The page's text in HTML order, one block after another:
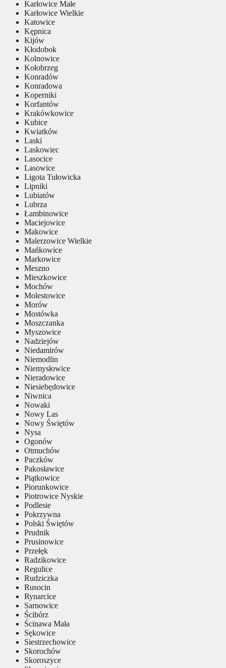
Karłowice Małe
Karłowice Wielkie
Katowice
Kępnica
Kijów
Kłodobok
Kolnowice
Kołobrzeg
Konradów
Konradowa
Koperniki
Korfantów
Krakówkowice
Kubice
Kwiatków
Laski
Laskowiec
Lasocice
Lasowice
Ligota Tułowicka
Lipniki
Lubiatów
Lubrza
Łambinowice
Maciejowice
Makowice
Malerzowice Wielkie
Mańkowice
Markowice
Meszno
Mieszkowice
Mochów
Molestowice
Morów
Mostówka
Moszczanka
Myszowice
Nadziejów
Niedamirów
Niemodlin
Niemysłowice
Nieradowice
Niesiebędowice
Niwnica
Nowaki
Nowy Las
Nowy Świętów
Nysa
Ogonów
Otmuchów
Paczków
Pakosławice
Piątkowice
Piorunkowice
Piotrowice Nyskie
Podlesie
Pokrzywna
Polski Świętów
Prudnik
Prusinowice
Przełęk
Radzikowice
Regulice
Rudziczka
Rusocin
Rynarcice
Sarnowice
Ścibórz
Ścinawa Mała
Sękowice
Siestrzechowice
Skorochów
Skoroszyce